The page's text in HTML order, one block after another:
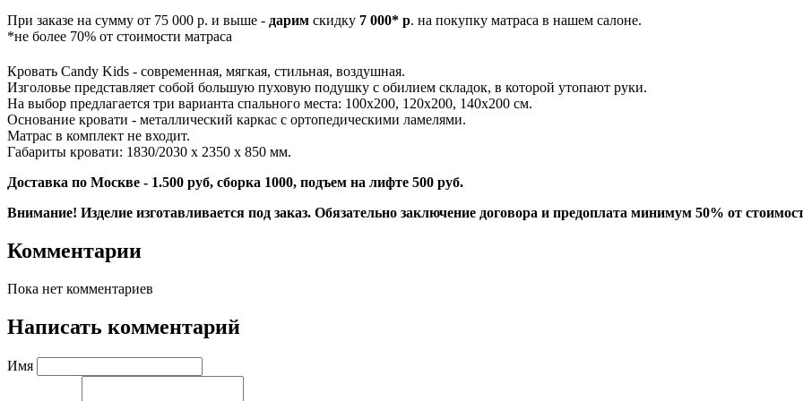
При заказе на сумму от 75 000 р. и выше - дарим скидку 7 000* р. на покупку матраса в нашем салоне.
*не более 70% от стоимости матраса
Кровать Candy Kids - современная, мягкая, стильная, воздушная.
Изголовье представляет собой большую пуховую подушку с обилием складок, в которой утопают руки.
На выбор предлагается три варианта спального места: 100х200, 120х200, 140х200 см.
Основание кровати - металлический каркас с ортопедическими ламелями.
Матрас в комплект не входит.
Габариты кровати: 1830/2030 x 2350 x 850 мм.
Доставка по Москве - 1.500 руб, сборка 1000, подъем на лифте 500 руб.
Внимание! Изделие изготавливается под заказ. Обязательно заключение договора и предоплата минимум 50% от
Комментарии
Пока нет комментариев
Написать комментарий
Имя